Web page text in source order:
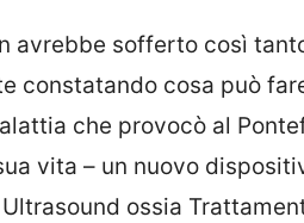
avrebbe sofferto così
constatando cosa può
che provocò al
vita – un nuovo
ossia